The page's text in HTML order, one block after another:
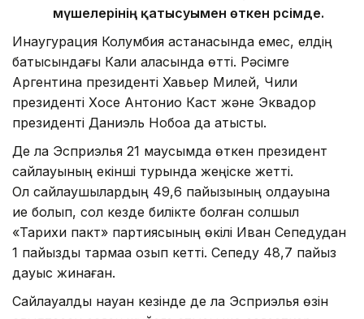
мүшелерінің қатысуымен өткен рәсімде.
Инаугурация Колумбия астанасында емес, елдің
батысындағы Кали қаласында өтті. Рәсімге
Аргентина президенті Хавьер Милей, Чили
президенті Хосе Антонио Каст және Эквадор
президенті Даниэль Нобоа да қатысты.
Де ла Эсприэлья 21 маусымда өткен президент
сайлауының екінші турында жеңіске жетті.
Ол сайлаушылардың 49,6 пайызының қолдауына
ие болып, сол кезде билікте болған солшыл
«Тарихи пакт» партиясының өкілі Иван Сепедудан
1 пайыздық тармаққа озып кетті. Сепеду 48,7 пайыз
дауыс жинаған.
Сайлауалды науқан кезінде де ла Эсприэлья өзін